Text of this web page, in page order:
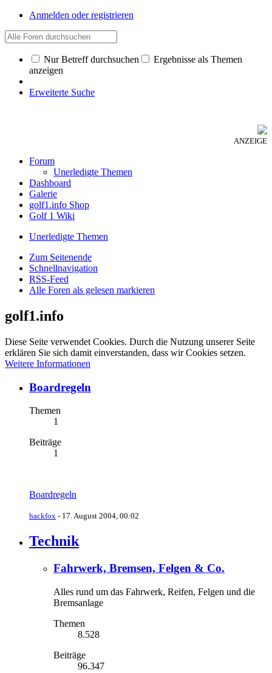
Anmelden oder registrieren
Nur Betreff durchsuchen
Ergebnisse als Themen
anzeigen
Erweiterte Suche
ANZEIGE
Forum
Unerledigte Themen
Dashboard
Galerie
golf1.info Shop
Golf 1 Wiki
Unerledigte Themen
Zum Seitenende
Schnellnavigation
RSS-Feed
Alle Foren als gelesen markieren
golf1.info
Diese Seite verwendet Cookies. Durch die Nutzung unserer Seite
erklären Sie sich damit einverstanden, dass wir Cookies setzen.
Weitere Informationen
Boardregeln
Themen
1
Beiträge
1
Boardregeln
hackfox - 17. August 2004, 00:02
Technik
Fahrwerk, Bremsen, Felgen & Co.
Alles rund um das Fahrwerk, Reifen, Felgen und die
Bremsanlage
Themen
8.528
Beiträge
96.347